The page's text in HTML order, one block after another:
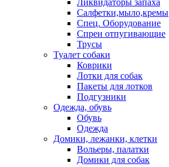
Ликвидаторы запаха
Салфетки,мыло,кремы
Спец. Оборудование
Спреи отпугивающие
Трусы
Туалет собаки
Коврики
Лотки для собак
Пакеты для лотков
Подгузники
Одежда, обувь
Обувь
Одежда
Домики, лежанки, клетки
Вольеры, палатки
Домики для собак